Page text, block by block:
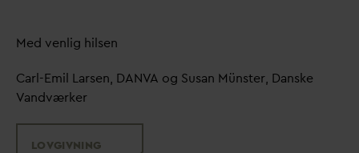
Med venlig hilsen
Carl-Emil Larsen, DANVA og Susan Münster, Danske
Vandværker
LOVGIVNING